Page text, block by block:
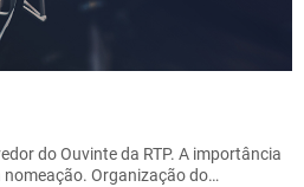
do Ouvinte da RTP. A importância
Organização do…